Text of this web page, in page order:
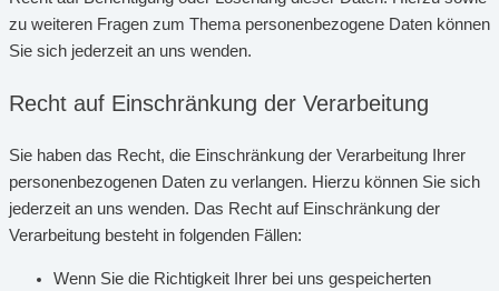
zu weiteren Fragen zum Thema personenbezogene Daten können
Sie sich jederzeit an uns wenden.
Recht auf Einschränkung der Verarbeitung
Sie haben das Recht, die Einschränkung der Verarbeitung Ihrer
personenbezogenen Daten zu verlangen. Hierzu können Sie sich
jederzeit an uns wenden. Das Recht auf Einschränkung der
Verarbeitung besteht in folgenden Fällen:
Wenn Sie die Richtigkeit Ihrer bei uns gespeicherten